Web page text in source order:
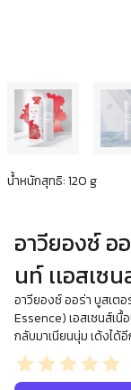
น้ำหนักสุทธิ: 120 g
อาวียองซ์ อ
นท์ เเอสเซ
อาวียองซ์ ออร่า บูสเ
Essence) เอสเซนส์เนื้
กลับมาเนียนนุ่ม เด้งได้